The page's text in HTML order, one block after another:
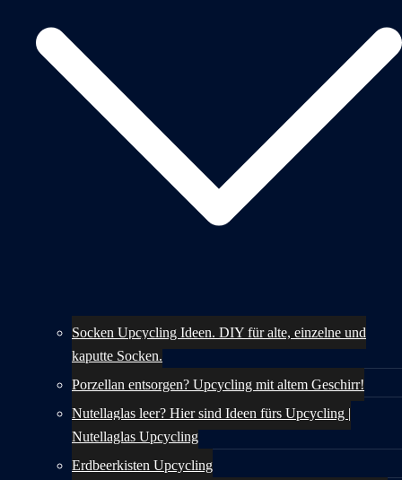
Socken Upcycling Ideen. DIY für alte, einzelne und
kaputte Socken.
Porzellan entsorgen? Upcycling mit altem Geschirr!
Nutellaglas leer? Hier sind Ideen fürs Upcycling |
Nutellaglas Upcycling
Erdbeerkisten Upcycling